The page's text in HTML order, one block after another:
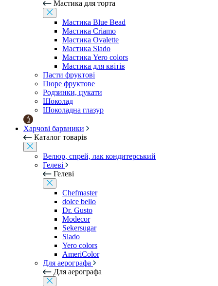
Мастика для торта
Мастика Blue Bead
Мастика Criamo
Мастика Ovalette
Мастика Slado
Мастика Yero colors
Мастика для квітів
Пасти фруктові
Пюре фруктове
Родзинки, цукати
Шоколад
Шоколадна глазур
Харчові барвники
Каталог товарів
Велюр, спрей, лак кондитерський
Гелеві
Гелеві
Chefmaster
dolce bello
Dr. Gusto
Modecor
Sekersugar
Slado
Yero colors
AmeriColor
Для аерографа
Для аерографа